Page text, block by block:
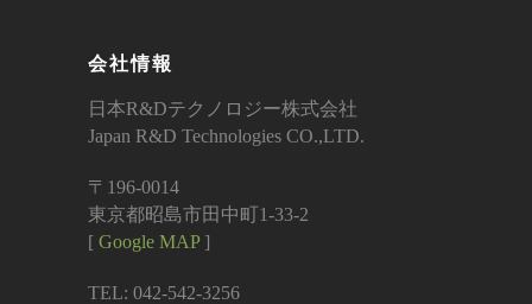
会社情報
日本R&Dテクノロジー株式会社
Japan R&D Technologies CO.,LTD.
〒196-0014
東京都昭島市田中町1-33-2
[ Google MAP]
TEL: 042-542-3256